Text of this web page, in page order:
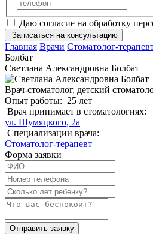
Даю согласие на обработку
Записаться на консультацию
Главная Врачи Стоматолог-
Болбат
Светлана Александровна Болбат
Врач-стоматолог, детский
Опыт работы: 25 лет
Врач принимает в стоматологиях:
ул. Шумяцкого, 2а
Специализации врача:
Стоматолог-терапевт
Форма заявки
Отправить заявку